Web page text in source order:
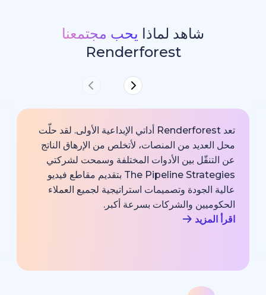
شاهد لماذايحب مجتمعنا
Renderforest
تعد Renderforest أداتي الإبداعية الأولى. لقد حلّت
من المنصات، لأتخلص من الإرهاق الناتج
بين الأدوات المختلفة وسمحت لشركتي
The Pipeline Strategies بتقديم مقاطع فيديو
وتصميمات استراتيجية لجميع العملاء
والشركات بسرعة أكبر.